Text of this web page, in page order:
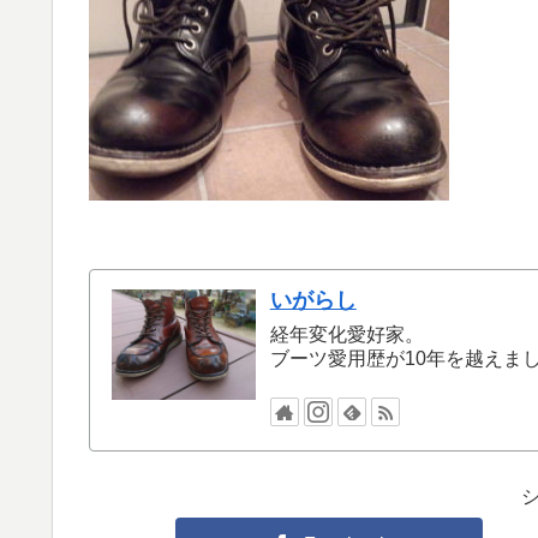
いがらし
経年変化愛好家。
ブーツ愛用歴が10年を越えまし